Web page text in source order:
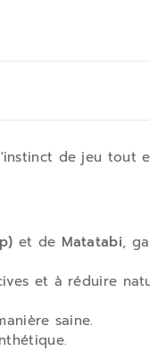
de jeu tout
et de Matatabi,
et à réduire
saine.